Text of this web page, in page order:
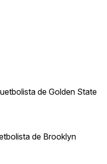
de Golden State
de Brooklyn